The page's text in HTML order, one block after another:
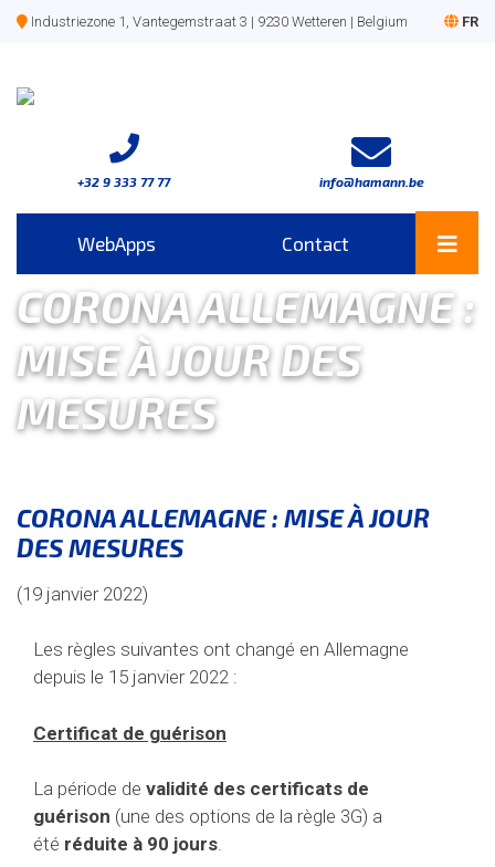
Industriezone 1, Vantegemstraat 3 | 9230 Wetteren | Belgium FR
+32 9 333 77 77 info@hamann.be
WebApps Contact
CORONA ALLEMAGNE :
MISE À JOUR DES
MESURES
CORONA ALLEMAGNE : MISE À JOUR
DES MESURES
(19 janvier 2022)
Les règles suivantes ont changé en Allemagne
depuis le 15 janvier 2022 :
Certificat de guérison
La période de validité des certificats de
guérison (une des options de la règle 3G) a
été réduite à 90 jours.